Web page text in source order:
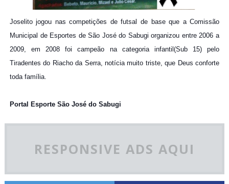
Joselito jogou nas competições de futsal de base que a Comissão
Municipal de Esportes de São José do Sabugi organizou entre 2006 a
2009, em 2008 foi campeão na categoria infantil(Sub 15) pelo
Tiradentes do Riacho da Serra, notícia muito triste, que Deus conforte
toda família.
Portal Esporte São José do Sabugi
RESPONSIVE ADS AQUI